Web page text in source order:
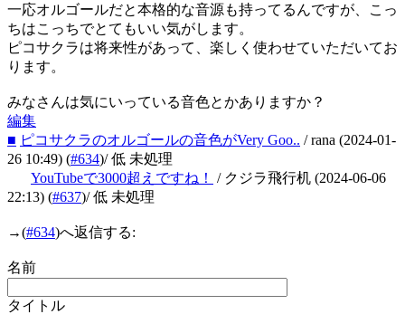
一応オルゴールだと本格的な音源も持ってるんですが、こっ
ちはこっちでとてもいい気がします。
ピコサクラは将来性があって、楽しく使わせていただいてお
ります。
みなさんは気にいっている音色とかありますか？
編集
■ ピコサクラのオルゴールの音色がVery Goo.. / rana (2024-01-
26 10:49) (#634)/ 低 未処理
YouTubeで3000超えですね！
/ クジラ飛行机 (2024-06-06
22:13) (#637)/ 低 未処理
→(#634)へ返信する:
名前
タイトル